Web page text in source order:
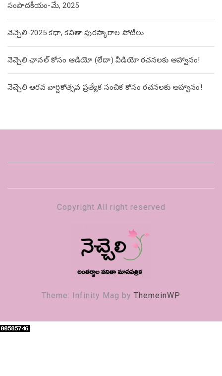
సంపాదకీయం-మే, 2025
నెచ్చెలి-2025 కథా, కవితా పురస్కారాల పోటీలు
నెచ్చెలి ఛానల్ కోసం ఆడియో (లేదా) వీడియో రచనలకు ఆహ్వానం!
నెచ్చెలి ఆరవ వార్షికోత్సవ ప్రత్యేక సంచిక కోసం రచనలకు ఆహ్వానం!
Copyright All right reserved
Theme: Infinity Mag by ThemeinWP